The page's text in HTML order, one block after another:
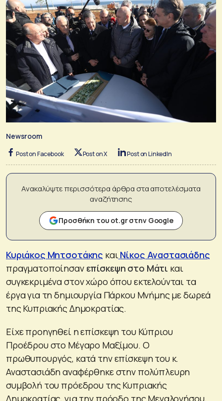
Newsroom
Post on Facebook Post on X Post on LinkedIn
Ανακαλύψτε περισσότερα άρθρα στα αποτελέσματα
αναζήτησης
Προσθήκη του ot.gr στην Google
Κυριάκος Μητσοτάκης και Νίκος Αναστασιάδης
πραγματοποίησαν επίσκεψη στο Μάτι και
συγκεκριμένα στον χώρο όπου εκτελούνται τα
έργα για τη δημιουργία Πάρκου Μνήμης με δωρεά
της Κυπριακής Δημοκρατίας.
Είχε προηγηθεί η επίσκεψη του Κύπριου
Προέδρου στο Μέγαρο Μαξίμου. Ο
πρωθυπουργός, κατά την επίσκεψη του κ.
Αναστασιάδη αναφέρθηκε στην πολύπλευρη
συμβολή του πρόεδρου της Κυπριακής
Δημοκρατίας, για την πρόοδο της Μεγαλονήσου,